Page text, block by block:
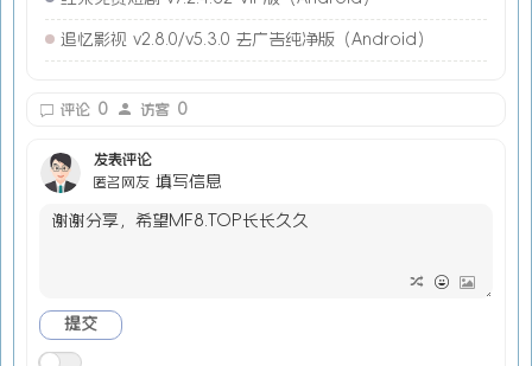
追忆影视 v2.8.0/v5.3.0 去广告纯净版（Android）
评论 0 访客 0
发表评论
匿名网友 填写信息